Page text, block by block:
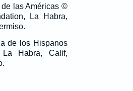
las Américas ©
La Habra,
de los Hispanos
Habra, Calif,